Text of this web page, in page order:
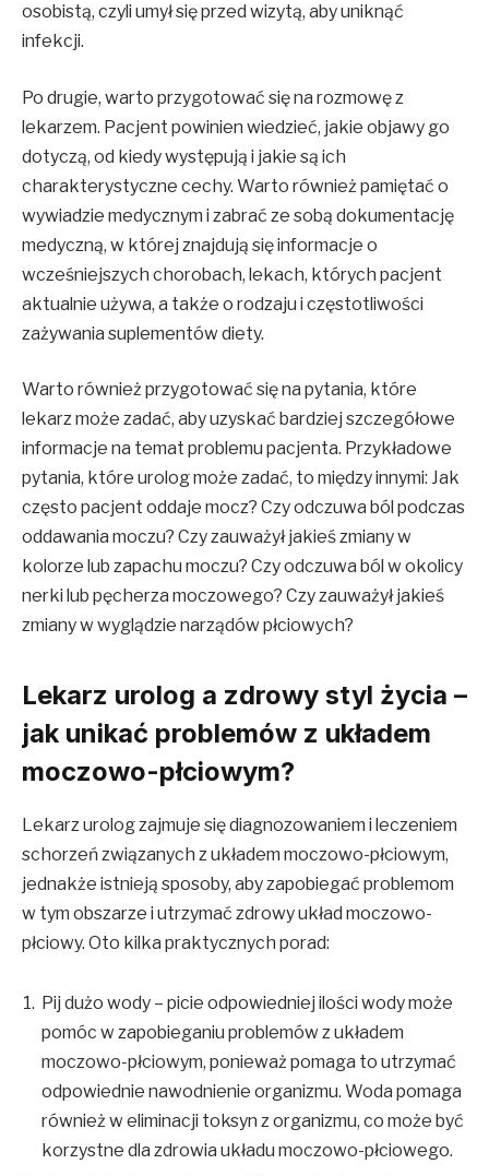
osobistą, czyli umył się przed wizytą, aby uniknąć
infekcji.
Po drugie, warto przygotować się na rozmowę z
lekarzem. Pacjent powinien wiedzieć, jakie objawy go
dotyczą, od kiedy występują i jakie są ich
charakterystyczne cechy. Warto również pamiętać o
wywiadzie medycznym i zabrać ze sobą dokumentację
medyczną, w której znajdują się informacje o
wcześniejszych chorobach, lekach, których pacjent
aktualnie używa, a także o rodzaju i częstotliwości
zażywania suplementów diety.
Warto również przygotować się na pytania, które
lekarz może zadać, aby uzyskać bardziej szczegółowe
informacje na temat problemu pacjenta. Przykładowe
pytania, które urolog może zadać, to między innymi: Jak
często pacjent oddaje mocz? Czy odczuwa ból podczas
oddawania moczu? Czy zauważył jakieś zmiany w
kolorze lub zapachu moczu? Czy odczuwa ból w okolicy
nerki lub pęcherza moczowego? Czy zauważył jakieś
zmiany w wyglądzie narządów płciowych?
Lekarz urolog a zdrowy styl życia –
jak unikać problemów z układem
moczowo-płciowym?
Lekarz urolog zajmuje się diagnozowaniem i leczeniem
schorzeń związanych z układem moczowo-płciowym,
jednakże istnieją sposoby, aby zapobiegać problemom
w tym obszarze i utrzymać zdrowy układ moczowo-
płciowy. Oto kilka praktycznych porad:
Pij dużo wody – picie odpowiedniej ilości wody może
pomóc w zapobieganiu problemów z układem
moczowo-płciowym, ponieważ pomaga to utrzymać
odpowiednie nawodnienie organizmu. Woda pomaga
również w eliminacji toksyn z organizmu, co może być
korzystne dla zdrowia układu moczowo-płciowego.